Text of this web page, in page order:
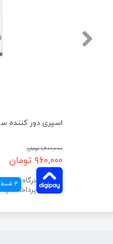
۱,۶۰۰,۰۰۰ تومان
۹۶۰,۰۰۰ تومان
4 قسط